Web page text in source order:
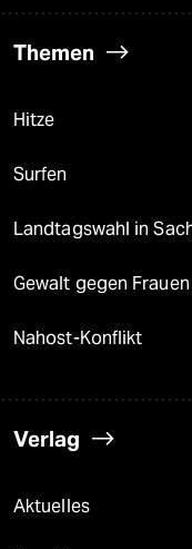
Themen
Hitze
Surfen
Landtagswahl in
Gewalt gegen Frauen
Nahost-Konflikt
Verlag
Aktuelles